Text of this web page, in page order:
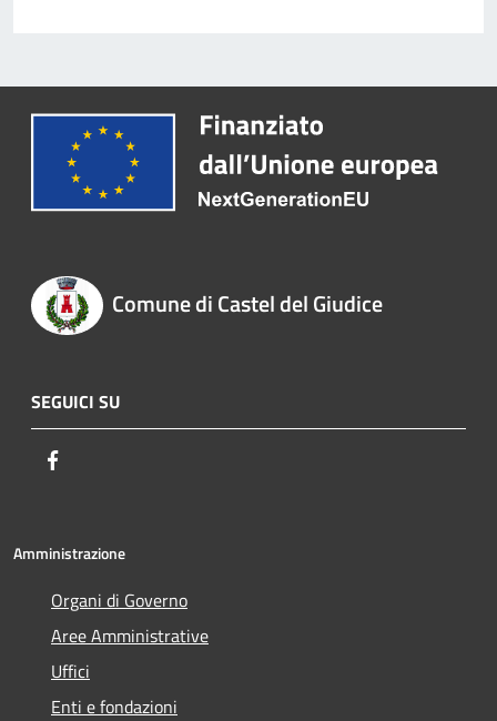
Comune di Castel del Giudice
SEGUICI SU
Amministrazione
Organi di Governo
Aree Amministrative
Uffici
Enti e fondazioni